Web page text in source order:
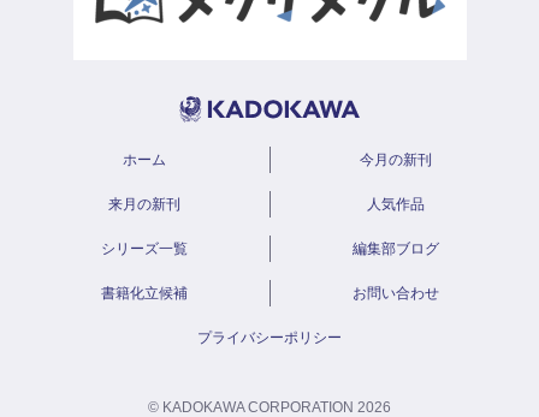
ホーム 今月の新刊
来月の新刊 人気作品
シリーズ一覧 編集部ブログ
書籍化立候補 お問い合わせ
プライバシーポリシー
© KADOKAWA CORPORATION 2026